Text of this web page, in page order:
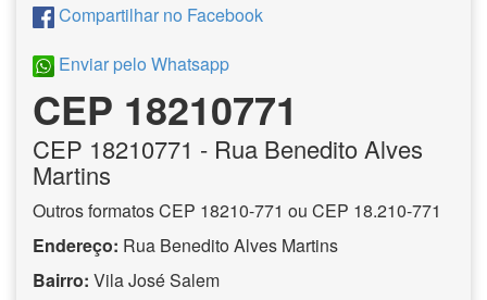
Compartilhar no Facebook
Enviar pelo Whatsapp
CEP 18210771
CEP 18210771 - Rua Benedito Alves
Martins
Outros formatos CEP 18210-771 ou CEP 18.210-771
Endereço: Rua Benedito Alves Martins
Bairro: Vila José Salem